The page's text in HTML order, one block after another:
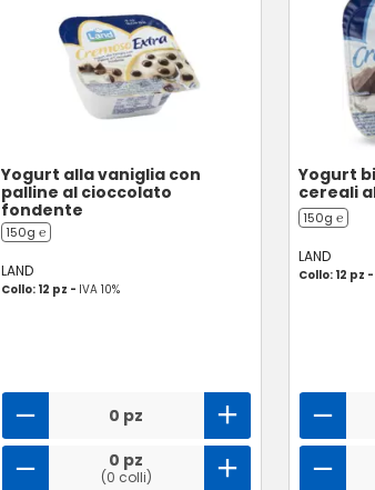
Yogurt alla vaniglia con
palline al cioccolato
fondente
150g ℮
LAND
Collo: 12 pz - IVA 10%
0 pz
0 pz
(0 colli)
Yogurt
cereali
150g ℮
LAND
Collo: 12 pz